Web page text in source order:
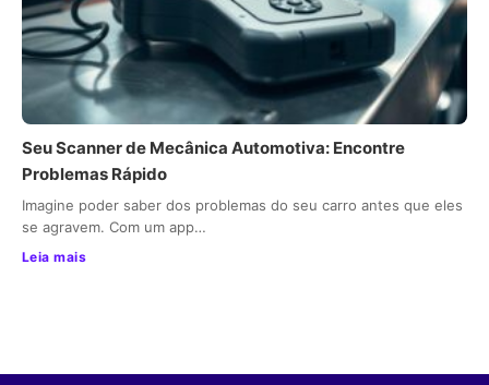
Seu Scanner de Mecânica Automotiva: Encontre
Problemas Rápido
Imagine poder saber dos problemas do seu carro antes que eles
se agravem. Com um app…
Leia mais